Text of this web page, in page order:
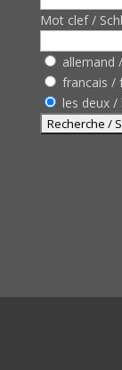
Mot clef /
allemand
francais /
les deux /